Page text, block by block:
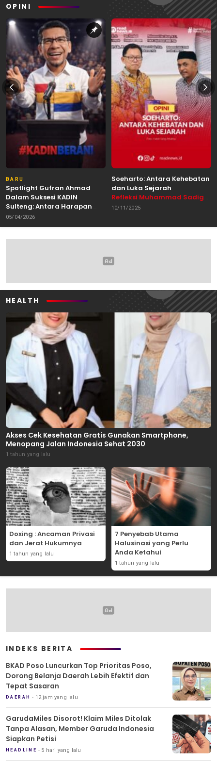
OPINI
BARU
Spotlight Gufran Ahmad
Dalam Suksesi KADIN
Sulteng: Antara Harapan
dan Kebutuhan Perubahan
Oleh: Anshar Munir
05/04/2026
Soeharto: Antara Kehebatan
dan Luka Sejarah
Refleksi Muhammad Sadig
Alhabsyie, Akademisi UIN
Pemerhati Gerakan
10/11/2025
HEALTH
Akses Cek Kesehatan Gratis Gunakan Smartphone,
Menopang Jalan Indonesia Sehat 2030
1 tahun yang lalu
Doxing : Ancaman Privasi
dan Jerat Hukumnya
1 tahun yang lalu
7 Penyebab Utama
Halusinasi yang Perlu
Anda Ketahui
1 tahun yang lalu
INDEKS BERITA
BKAD Poso Luncurkan Top Prioritas Poso,
Dorong Belanja Daerah Lebih Efektif dan
Tepat Sasaran
DAERAH 12 jam yang lalu
GarudaMiles Disorot! Klaim Miles Ditolak
Tanpa Alasan, Member Garuda Indonesia
Siapkan Petisi
HEADLINE 5 hari yang lalu